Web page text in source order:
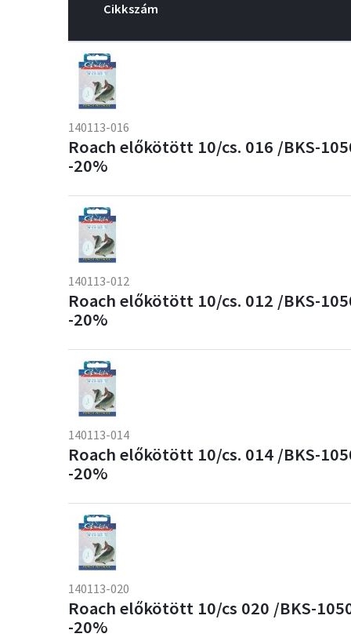
Cikkszám
140113-016
Roach előkötött 10/cs. 016 /BKS-
-20%
140113-012
Roach előkötött 10/cs. 012 /BKS-
-20%
140113-014
Roach előkötött 10/cs. 014 /BKS-
-20%
140113-020
Roach előkötött 10/cs 020 /BKS-
-20%